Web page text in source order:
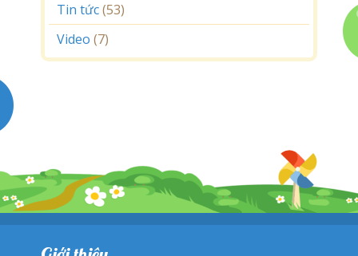
Tin tức(53)
Video (7)